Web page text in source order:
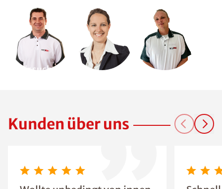
Wir suchen
Kunden über uns